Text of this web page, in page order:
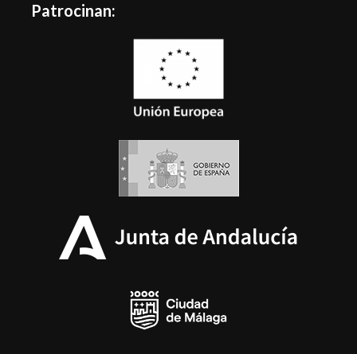
Patrocinan: